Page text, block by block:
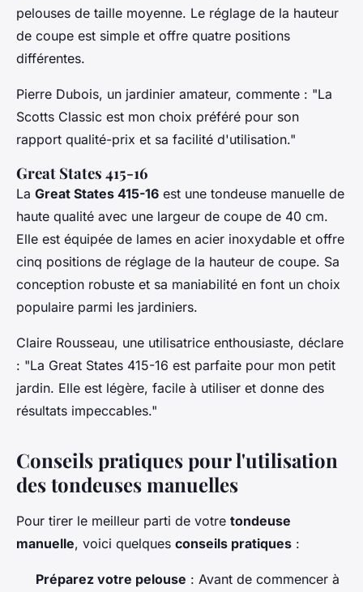
pelouses de taille moyenne. Le réglage de la hauteur
de coupe est simple et offre quatre positions
différentes.
Pierre Dubois, un jardinier amateur, commente : "La
Scotts Classic est mon choix préféré pour son
rapport qualité-prix et sa facilité d'utilisation."
Great States 415-16
La Great States 415-16 est une tondeuse manuelle de
haute qualité avec une largeur de coupe de 40 cm.
Elle est équipée de lames en acier inoxydable et offre
cinq positions de réglage de la hauteur de coupe. Sa
conception robuste et sa maniabilité en font un choix
populaire parmi les jardiniers.
Claire Rousseau, une utilisatrice enthousiaste, déclare
: "La Great States 415-16 est parfaite pour mon petit
jardin. Elle est légère, facile à utiliser et donne des
résultats impeccables."
Conseils pratiques pour l'utilisation
des tondeuses manuelles
Pour tirer le meilleur parti de votre tondeuse
manuelle, voici quelques conseils pratiques :
Préparez votre pelouse : Avant de commencer à